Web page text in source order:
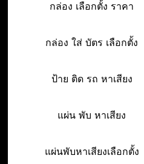
กล่อง เลือกตั้ง ราคา
กล่อง ใส่ บัตร เลือกตั้ง
ป้าย ติด รถ หาเสียง
แผ่น พับ หาเสียง
แผ่นพับหาเสียงเลือกตั้ง